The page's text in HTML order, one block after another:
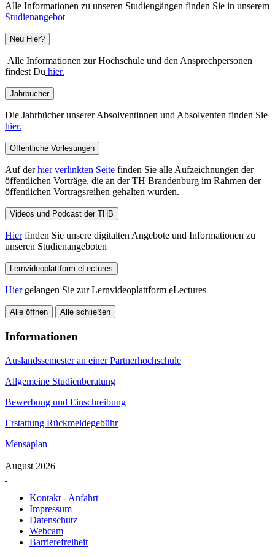
Alle Informationen zu unseren Studiengängen finden Sie in unserem
Studienangebot
Neu Hier?
Alle Informationen zur Hochschule und den Ansprechpersonen
findest Du hier.
Jahrbücher
Die Jahrbücher unserer Absolventinnen und Absolventen finden Sie
hier.
Öffentliche Vorlesungen
Auf derhier verlinkten Seite finden Sie alle Aufzeichnungen der
öffentlichen Vorträge, die an der TH Brandenburg im Rahmen der
öffentlichen Vortragsreihen gehalten wurden.
Videos und Podcast der THB
Hierfinden Sie unsere digitalten Angebote und Informationen zu
unseren Studienangeboten
Lernvideoplattform eLectures
Hiergelangen Sie zur Lernvideoplattform eLectures
Alle öffnen Alle schließen
Informationen
Auslandssemester an einer Partnerhochschule
Allgemeine Studienberatung
Bewerbung und Einschreibung
Erstattung Rückmeldegebühr
Mensaplan
August 2026
Kontakt - Anfahrt
Impressum
Datenschutz
Webcam
Barrierefreiheit